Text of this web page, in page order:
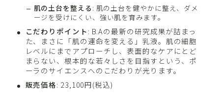
肌の土台を整える : 肌の土台を健やかに整え、ダメ
ージを受けにくい、強い肌を育みます。
こだわりポイント: B.Aの最新の研究成果が詰まっ
た、まさに「肌の運命を変える」乳液。肌の細胞
レベルにまでアプローチし、表面的なケアにとど
まらない、根本的な若々しさを目指すという、ポ
ーラのサイエンスへのこだわりが光ります。
販売価格: 23,100円(税込)